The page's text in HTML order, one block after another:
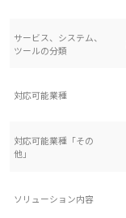
サービス、システム、
ツールの分類
対応可能業種
対応可能業種「その
他」
ソリューション内容